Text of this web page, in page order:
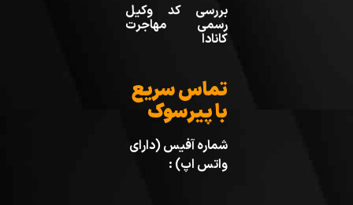
بررسی کد وکیل
رسمی مهاجرت
کانادا
تماس سریع
با پیرسوک
شماره آفیس (دارای
واتس اپ) :